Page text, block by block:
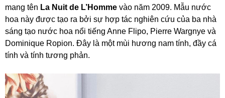
mang tên La Nuit de L’Homme vào năm 2009. Mẫu nước
hoa này được tạo ra bởi sự hợp tác nghiên cứu của ba nhà
sáng tạo nước hoa nổi tiếng Anne Flipo, Pierre Wargnye và
Dominique Ropion. Đây là một mùi hương nam tính, đầy cá
tính và tính tương phản.